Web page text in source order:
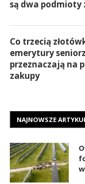
są dwa podmioty
Co trzecią
emerytury
przeznaczają na
zakupy
NAJNOWSZE